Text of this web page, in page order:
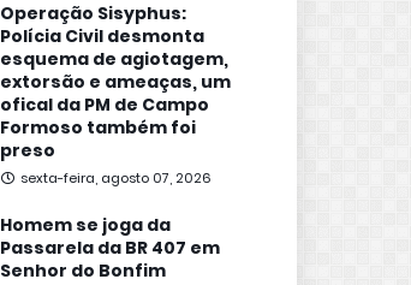
Operação Sisyphus:
Polícia Civil desmonta
esquema de agiotagem,
extorsão e ameaças, um
ofical da PM de Campo
Formoso também foi
preso
sexta-feira, agosto 07, 2026
Homem se joga da
Passarela da BR 407 em
Senhor do Bonfim